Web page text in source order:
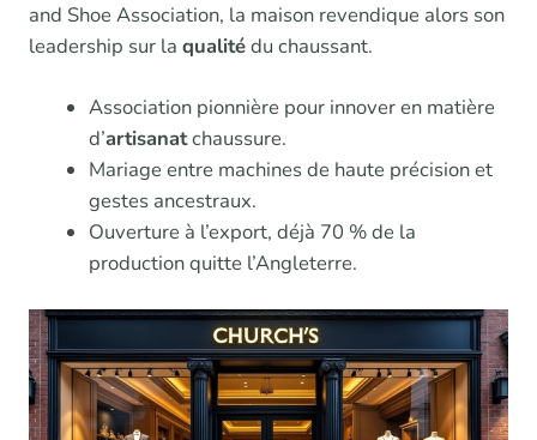
and Shoe Association, la maison revendique alors son
leadership sur la qualitédu chaussant.
Association pionnière pour innover en matière
d’artisanatchaussure.
Mariage entre machines de haute précision et
gestes ancestraux.
Ouverture à l’export, déjà 70 % de la
production quitte l’Angleterre.